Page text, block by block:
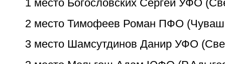
1 место Богословских Сергей УФО
2 место Тимофеев Роман ПФО
3 место Шамсутдинов Данир УФО